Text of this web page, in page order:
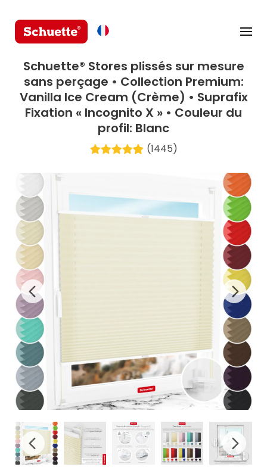
Schuette® Stores plissés sur mesure
sans perçage • Collection Premium:
Vanilla Ice Cream (Crème) • Suprafix
Fixation « Incognito X » • Couleur du
profil: Blanc
(1445)